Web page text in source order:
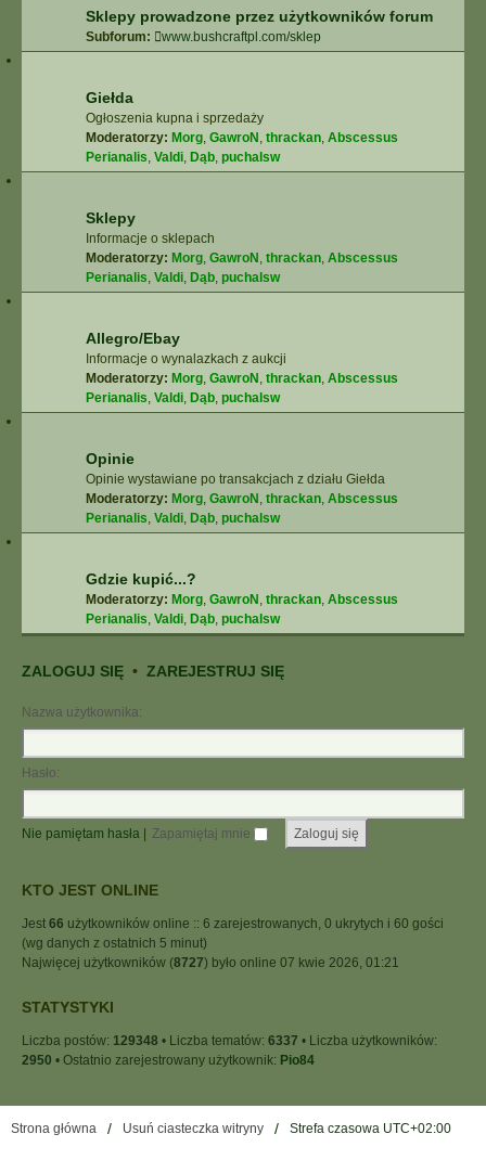
Sklepy prowadzone przez użytkowników forum
Subforum: www.bushcraftpl.com/sklep
Giełda
Ogłoszenia kupna i sprzedaży
Moderatorzy: Morg, GawroN , thrackan, Abscessus
Perianalis, Valdi, Dąb, puchalsw
Sklepy
Informacje o sklepach
Moderatorzy: Morg, GawroN , thrackan, Abscessus
Perianalis, Valdi, Dąb, puchalsw
Allegro/Ebay
Informacje o wynalazkach z aukcji
Moderatorzy: Morg, GawroN , thrackan, Abscessus
Perianalis, Valdi, Dąb, puchalsw
Opinie
Opinie wystawiane po transakcjach z działu Giełda
Moderatorzy: Morg, GawroN , thrackan, Abscessus
Perianalis, Valdi, Dąb, puchalsw
Gdzie kupić...?
Moderatorzy: Morg, GawroN , thrackan, Abscessus
Perianalis, Valdi, Dąb, puchalsw
ZALOGUJ SIĘ • ZAREJESTRUJ SIĘ
Nazwa użytkownika:
Hasło:
Nie pamiętam hasła Zapamiętaj mnie
KTO JEST ONLINE
Jest 66 użytkowników online :: 6 zarejestrowanych, 0 ukrytych i 60 gości
(wg danych z ostatnich 5 minut)
Najwięcej użytkowników (8727) było online 07 kwie 2026, 01:21
STATYSTYKI
Liczba postów: 129348 • Liczba tematów: 6337 • Liczba użytkowników:
2950 • Ostatnio zarejestrowany użytkownik: Pio84
Strona główna Usuń ciasteczka witryny Strefa czasowa UTC+02:00